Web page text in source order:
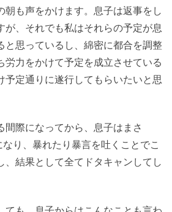
朝も声をかけます。息子は返事をし
が、それでも私はそれらの予定が息
と思っているし、綿密に都合を調整
労力をかけて予定を成立させている
予定通りに遂行してもらいたいと思
間際になってから、息子はまさ
なり、暴れたり暴言を吐くことでこ
、結果として全てドタキャンしてし